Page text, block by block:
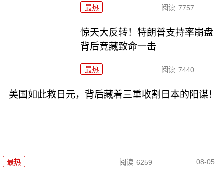
最热 阅读 7757
惊天大反转！特朗普支持率崩盘
背后竟藏致命一击
最热 阅读 7440
美国如此救日元，背后藏着三重收割日本的阳谋！
最热 阅读 6259 08-05